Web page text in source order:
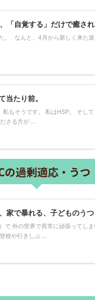
「自覚する」だけで癒され
。 なんと、4月から新しく来た
当たり前。
もそうです。 私はHSP。 そし
さる方が ...
の過剰適応・うつ
家で暴れる、子どものうつ
で 外の世界で異常に頑張ってし
校や行きしぶ ...